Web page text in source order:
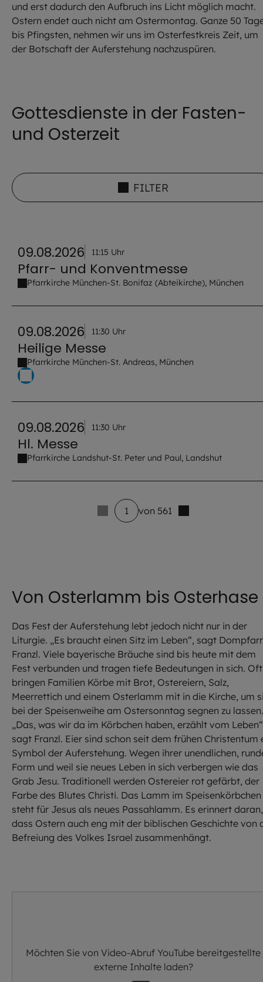
und erst dadurch den Aufbruch ins Licht möglich macht.
Ostern endet auch nicht am Ostermontag. Ganze 50
bis Pfingsten, nehmen wir uns im Osterfestkreis Zeit, um
der Botschaft der Auferstehung nachzuspüren.
Gottesdienste in der Fasten-
und Osterzeit
FILTER
09.08.2026 11:15 Uhr
Pfarr- und Konventmesse
Pfarrkirche München-St. Bonifaz (Abteikirche), München
09.08.2026 11:30 Uhr
Heilige Messe
Pfarrkirche München-St. Andreas, München
09.08.2026 11:30 Uhr
Hl. Messe
Pfarrkirche Landshut-St. Peter und Paul, Landshut
1 von 561
Von Osterlamm bis Osterhase
Das Fest der Auferstehung lebt jedoch nicht nur in der
Liturgie. „Es braucht einen Sitz im Leben“, sagt
Franzl. Viele bayerische Bräuche sind bis heute mit dem
Fest verbunden und tragen tiefe Bedeutungen in sich. Oft
bringen Familien Körbe mit Brot, Ostereiern, Salz,
Meerrettich und einem Osterlamm mit in die Kirche, um
bei der Speisenweihe am Ostersonntag segnen zu lassen.
„Das, was wir da im Körbchen haben, erzählt vom
sagt Franzl. Eier sind schon seit dem frühen Christentum
Symbol der Auferstehung. Wegen ihrer unendlichen,
Form und weil sie neues Leben in sich verbergen wie das
Grab Jesu. Traditionell werden Ostereier rot gefärbt, der
Farbe des Blutes Christi. Das Lamm im Speisenkörbchen
steht für Jesus als neues Passahlamm. Es erinnert daran,
dass Ostern auch eng mit der biblischen Geschichte von
Befreiung des Volkes Israel zusammenhängt.
Möchten Sie von Video-Abruf YouTube bereitgestellte
externe Inhalte laden?